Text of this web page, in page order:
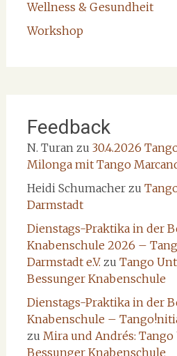
Wellness & Gesundheit
Workshop
Feedback
N. Turan zu 30.4.2026
Milonga mit Tango
Heidi Schumacherzu
Darmstadt
Dienstags-Praktika in der
Knabenschule 2026 –
Darmstadt e.V.zu Tango
Bessunger Knabenschule
Dienstags-Praktika in der
Knabenschule –
zu Mira und Andrés:
Bessunger Knabenschule